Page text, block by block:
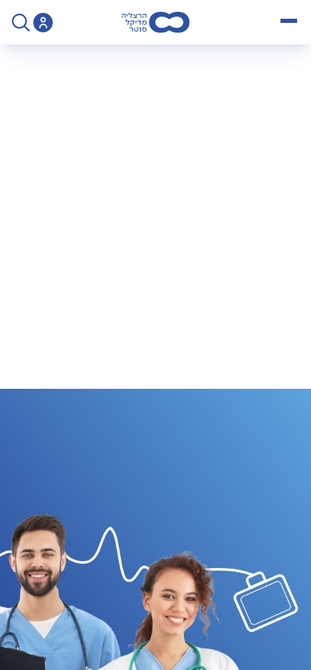
וסיפוק. לעבוד בהרצליה מדיקל סנטר זה להרגיש
חלק ממשפחה. לדעת שיש לך כתובת, שרואים
אותך. לחוש ביטחון תעסוקתי, אופק מקצועי
וליהנות ממסלולי למידה והתפתחות.
לכל המשרות הגישו מועמדות